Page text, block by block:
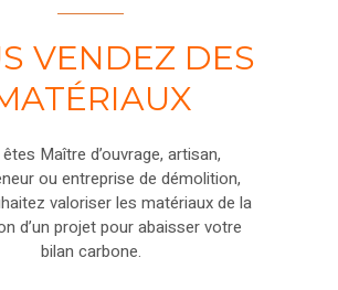
VENDEZ DES
Maître d’ouvrage, artisan,
ou entreprise de démolition,
valoriser les matériaux de la
d’un projet pour abaisser votre
bilan carbone.